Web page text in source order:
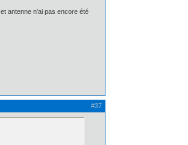
antenne n'ai pas encore été
#37